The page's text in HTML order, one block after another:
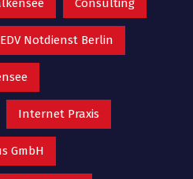
Consulting
EDV Notdienst Berlin
Internet Praxis
GmbH